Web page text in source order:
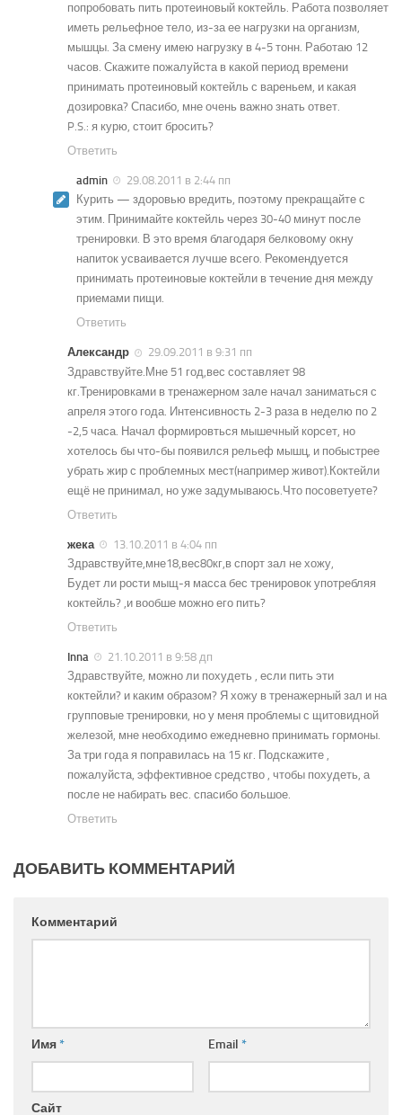
попробовать пить протеиновый коктейль. Работа позволяет
иметь рельефное тело, из-за ее нагрузки на организм,
мышцы. За смену имею нагрузку в 4-5 тонн. Работаю 12
часов. Скажите пожалуйста в какой период времени
принимать протеиновый коктейль с вареньем, и какая
дозировка? Спасибо, мне очень важно знать ответ.
P.S.: я курю, стоит бросить?
Ответить
admin
29.08.2011 в 2:44 пп
Курить — здоровью вредить, поэтому прекращайте с
этим. Принимайте коктейль через 30-40 минут после
тренировки. В это время благодаря белковому окну
напиток усваивается лучше всего. Рекомендуется
принимать протеиновые коктейли в течение дня между
приемами пищи.
Ответить
Александр
29.09.2011 в 9:31 пп
Здравствуйте.Мне 51 год,вес составляет 98
кг.Тренировками в тренажерном зале начал заниматься с
апреля этого года. Интенсивность 2-3 раза в неделю по 2
-2,5 часа. Начал формировться мышечный корсет, но
хотелось бы что-бы появился рельеф мышц, и побыстрее
убрать жир с проблемных мест(например живот).Коктейли
ещё не принимал, но уже задумываюсь.Что посоветуете?
Ответить
жека
13.10.2011 в 4:04 пп
Здравствуйте,мне18,вес80кг,в спорт зал не хожу,
Будет ли рости мыщ-я масса бес тренировок употребляя
коктейль? ,и вообше можно его пить?
Ответить
Inna
21.10.2011 в 9:58 дп
Здравствуйте, можно ли похудеть , если пить эти
коктейли? и каким образом? Я хожу в тренажерный зал и на
групповые тренировки, но у меня проблемы с щитовидной
железой, мне необходимо ежедневно принимать гормоны.
За три года я поправилась на 15 кг. Подскажите ,
пожалуйста, эффективное средство , чтобы похудеть, а
после не набирать вес. спасибо большое.
Ответить
ДОБАВИТЬ КОММЕНТАРИЙ
Комментарий
Имя* Email *
Сайт